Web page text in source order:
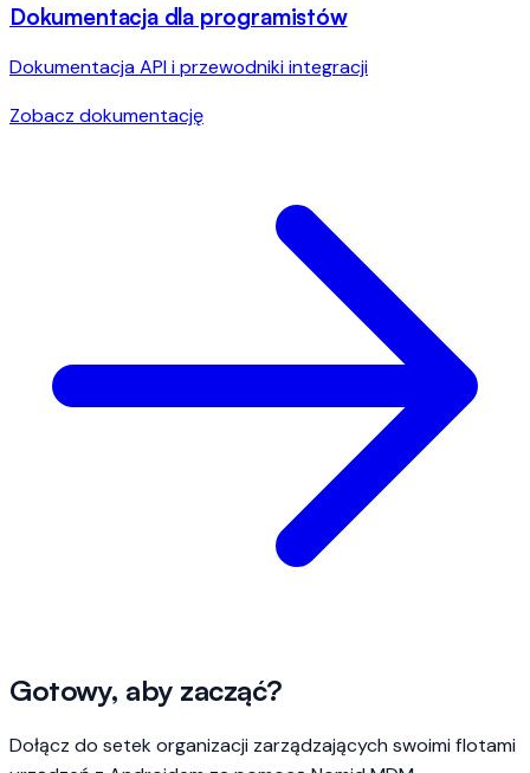
Dokumentacja dla programistów
Dokumentacja API i przewodniki integracji
Zobacz dokumentację
Gotowy, aby zacząć?
Dołącz do setek organizacji zarządzających swoimi flotami